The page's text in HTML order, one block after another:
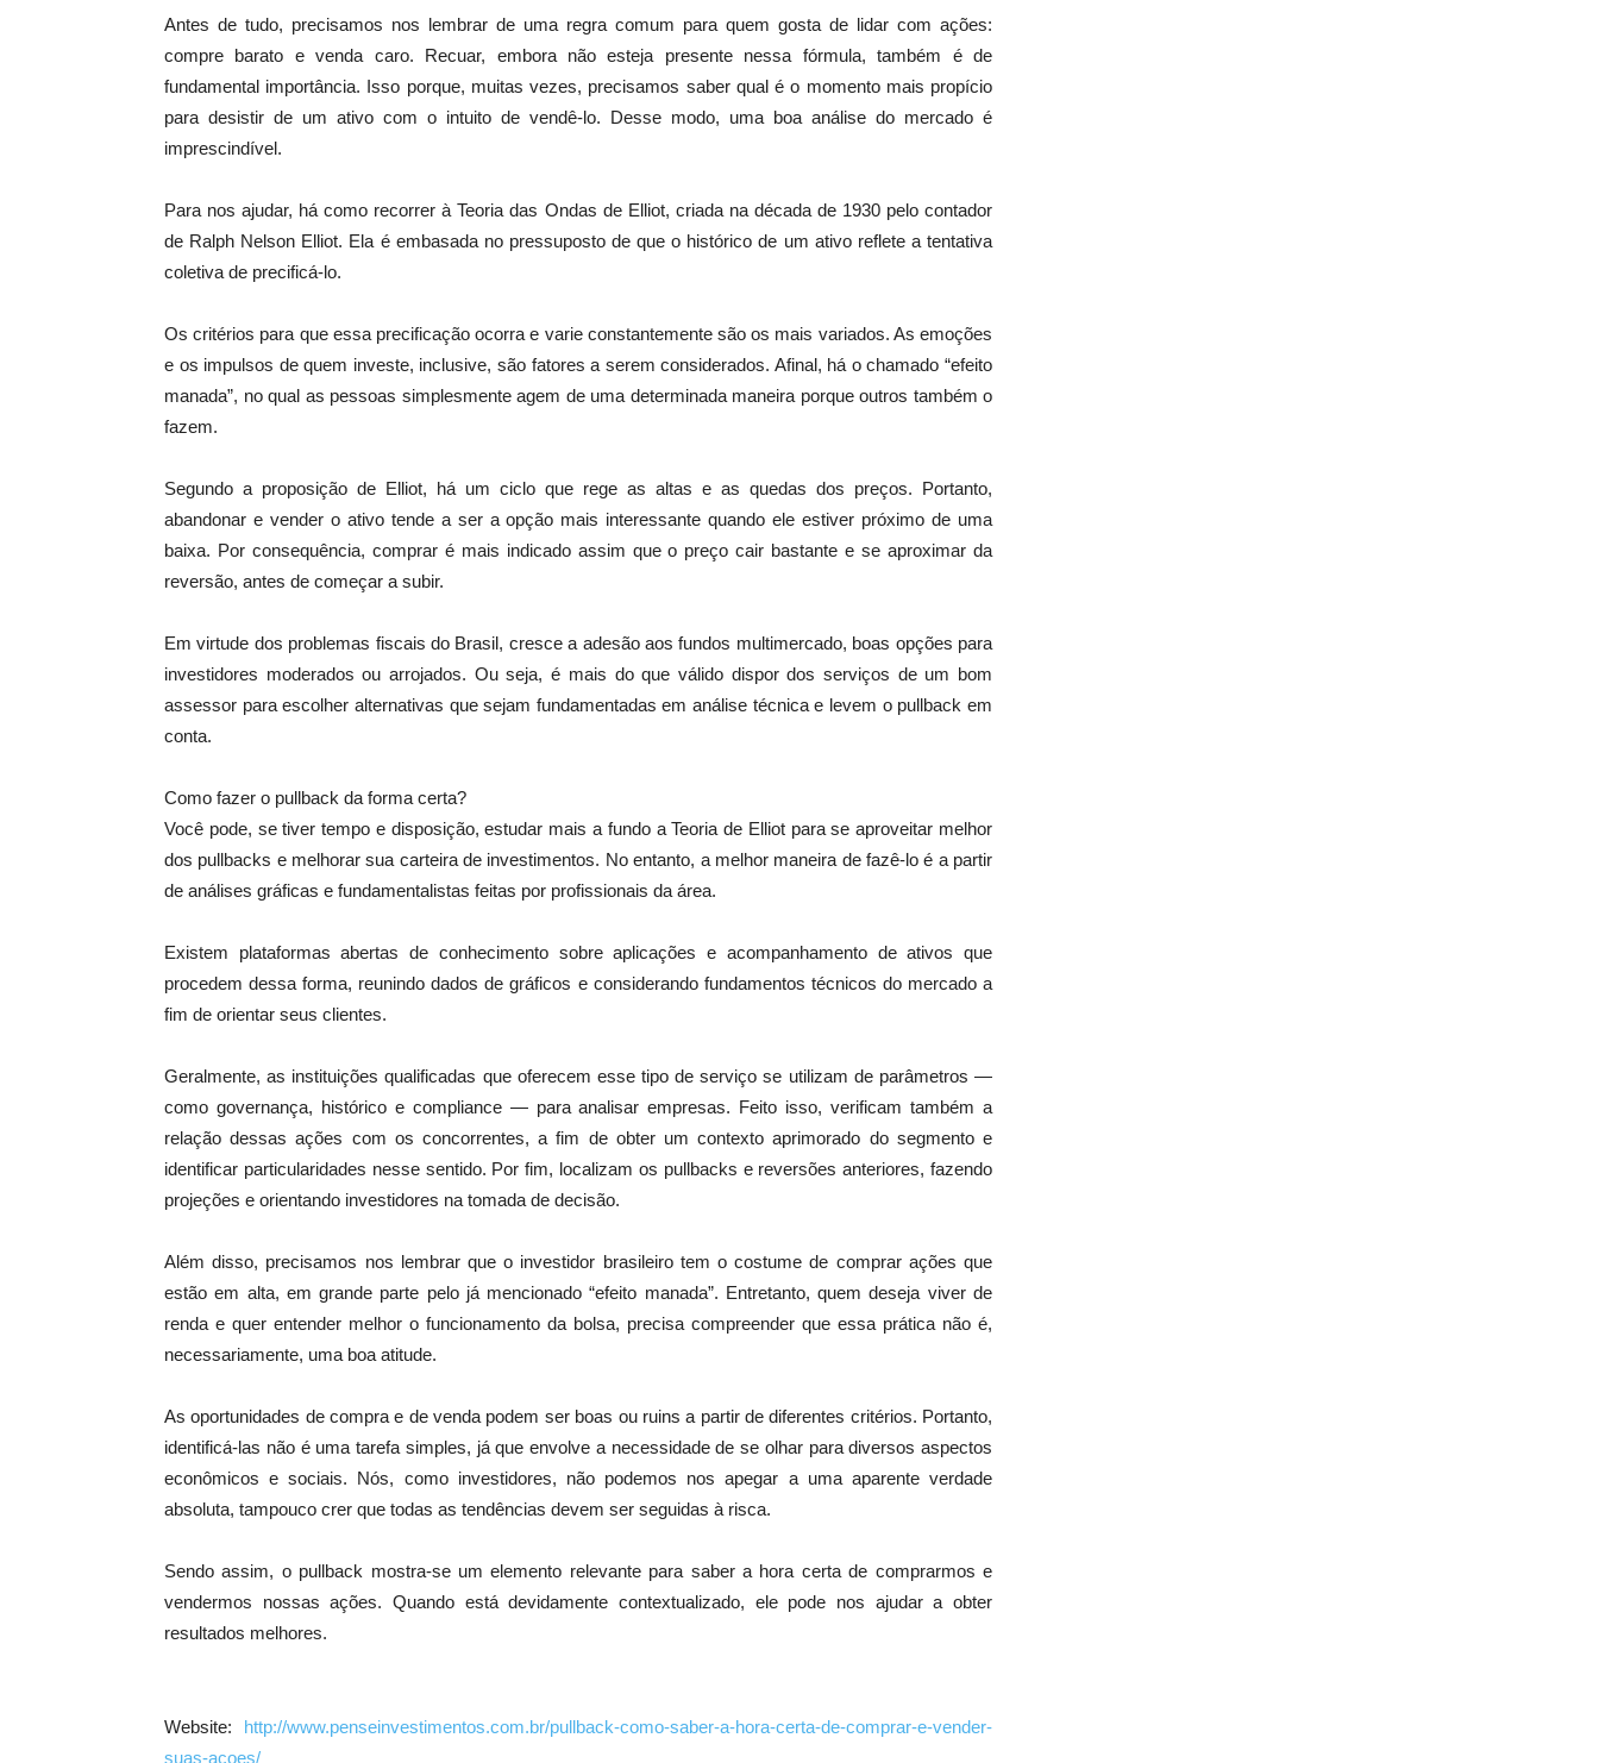
Antes de tudo, precisamos nos lembrar de uma regra comum para quem gosta de lidar com ações:
compre barato e venda caro. Recuar, embora não esteja presente nessa fórmula, também é de
fundamental importância. Isso porque, muitas vezes, precisamos saber qual é o momento mais propício
para desistir de um ativo com o intuito de vendê-lo. Desse modo, uma boa análise do mercado é
imprescindível.
Para nos ajudar, há como recorrer à Teoria das Ondas de Elliot, criada na década de 1930 pelo contador
de Ralph Nelson Elliot. Ela é embasada no pressuposto de que o histórico de um ativo reflete a tentativa
coletiva de precificá-lo.
Os critérios para que essa precificação ocorra e varie constantemente são os mais variados. As emoções
e os impulsos de quem investe, inclusive, são fatores a serem considerados. Afinal, há o chamado “efeito
manada”, no qual as pessoas simplesmente agem de uma determinada maneira porque outros também o
fazem.
Segundo a proposição de Elliot, há um ciclo que rege as altas e as quedas dos preços. Portanto,
abandonar e vender o ativo tende a ser a opção mais interessante quando ele estiver próximo de uma
baixa. Por consequência, comprar é mais indicado assim que o preço cair bastante e se aproximar da
reversão, antes de começar a subir.
Em virtude dos problemas fiscais do Brasil, cresce a adesão aos fundos multimercado, boas opções para
investidores moderados ou arrojados. Ou seja, é mais do que válido dispor dos serviços de um bom
assessor para escolher alternativas que sejam fundamentadas em análise técnica e levem o pullback em
conta.
Como fazer o pullback da forma certa?
Você pode, se tiver tempo e disposição, estudar mais a fundo a Teoria de Elliot para se aproveitar melhor
dos pullbacks e melhorar sua carteira de investimentos. No entanto, a melhor maneira de fazê-lo é a partir
de análises gráficas e fundamentalistas feitas por profissionais da área.
Existem plataformas abertas de conhecimento sobre aplicações e acompanhamento de ativos que
procedem dessa forma, reunindo dados de gráficos e considerando fundamentos técnicos do mercado a
fim de orientar seus clientes.
Geralmente, as instituições qualificadas que oferecem esse tipo de serviço se utilizam de parâmetros —
como governança, histórico e compliance — para analisar empresas. Feito isso, verificam também a
relação dessas ações com os concorrentes, a fim de obter um contexto aprimorado do segmento e
identificar particularidades nesse sentido. Por fim, localizam os pullbacks e reversões anteriores, fazendo
projeções e orientando investidores na tomada de decisão.
Além disso, precisamos nos lembrar que o investidor brasileiro tem o costume de comprar ações que
estão em alta, em grande parte pelo já mencionado “efeito manada”. Entretanto, quem deseja viver de
renda e quer entender melhor o funcionamento da bolsa, precisa compreender que essa prática não é,
necessariamente, uma boa atitude.
As oportunidades de compra e de venda podem ser boas ou ruins a partir de diferentes critérios. Portanto,
identificá-las não é uma tarefa simples, já que envolve a necessidade de se olhar para diversos aspectos
econômicos e sociais. Nós, como investidores, não podemos nos apegar a uma aparente verdade
absoluta, tampouco crer que todas as tendências devem ser seguidas à risca.
Sendo assim, o pullback mostra-se um elemento relevante para saber a hora certa de comprarmos e
vendermos nossas ações. Quando está devidamente contextualizado, ele pode nos ajudar a obter
resultados melhores.
Website: http://www.penseinvestimentos.com.br/pullback-como-saber-a-hora-certa-de-comprar-e-vender-
suas-acoes/